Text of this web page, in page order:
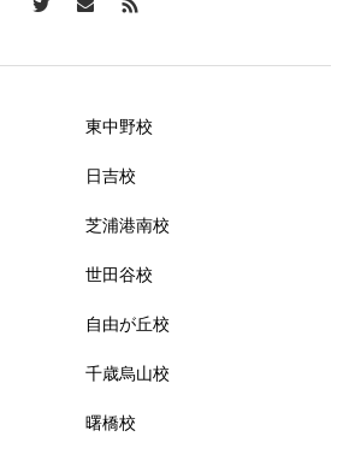
東中野校
日吉校
芝浦港南校
世田谷校
自由が丘校
千歳烏山校
曙橋校